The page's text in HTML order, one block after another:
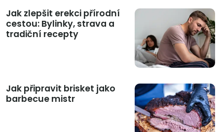
Jak zlepšit erekci přírodní
cestou: Bylinky, strava a
tradiční recepty
Jak připravit brisket jako
barbecue mistr